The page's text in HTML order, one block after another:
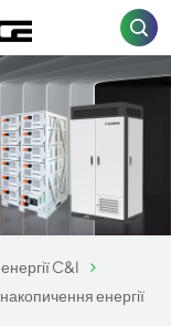
C&I
енергії